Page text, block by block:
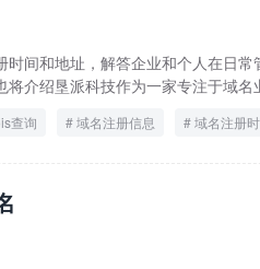
间和地址，解答企业和个人在日常
介绍垦派科技作为一家专注于域名
查询 域名注册信息
域名注册